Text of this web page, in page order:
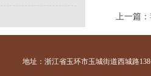
上一篇：
地址：浙江省玉环市玉城街道西城路